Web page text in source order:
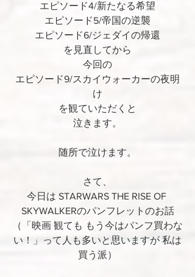
エピソード4/新たなる希望
エピソード5/帝国の逆襲
エピソード6/ジェダイの帰還
を見直してから
今回の
エピソード9/スカイウォーカーの夜明
け
を観ていただくと
泣きます。
随所で泣けます。
さて、
今日は STARWARS THE RISE OF
SKYWALKERのパンフレットのお話
（「映画 観ても もう今はパンフ買わな
い！」って人も多いと思いますが 私は
買う派）